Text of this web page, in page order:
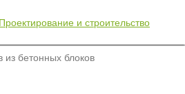
из бетонных блоков